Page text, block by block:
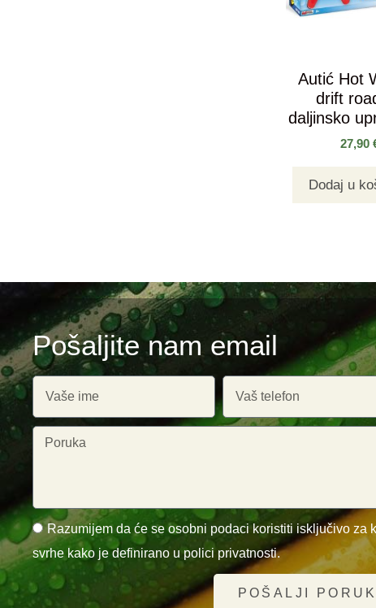
Autić Hot
drift
daljinsko
27,90
Dodaj u
Pošaljite nam email
Razumijem da će se osobni podaci koristiti isključivo za
svrhe kako je definirano u polici privatnosti.
POŠALJI